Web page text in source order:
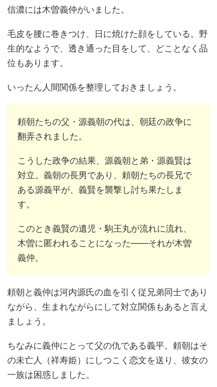
信濃には木曽義仲がいました。
毛皮を腰に巻きつけ、日に焼けた顔をしている。野
生的なようで、透き通った目をして、どことなく品
位もあります。
いったん人間関係を整理しておきましょう。
頼朝たちの父・源義朝の代は、朝廷の政争に
翻弄されました。
こうした政争の結果、源義朝と弟・源義賢は
対立。義朝の長男であり、頼朝たちの長兄で
ある源義平が、義賢を襲撃し討ち果たしま
す。
このとき義賢の遺児・駒王丸が流れに流れ、
木曽に匿われることになった――それが木曽
義仲。
頼朝と義仲は河内源氏の血を引く従兄弟同士であり
ながら、生まれながらにして対立関係もあると言え
ましょう。
ちなみに義仲にとって父の仇である義平。頼朝はそ
の未亡人（祥寿姫）にしつこく恋文を送り、彼女の
一族は困惑しました。